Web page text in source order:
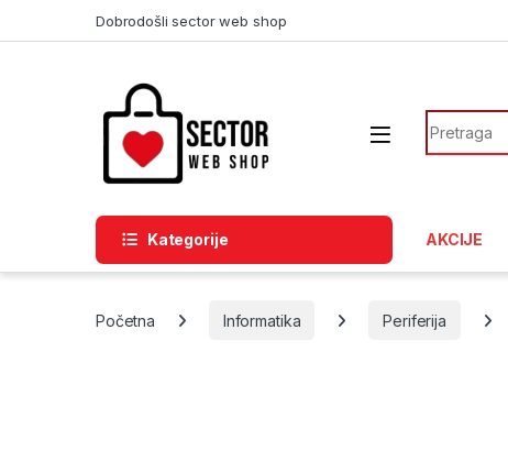
Dobrodošli sector web shop
Search
Kategorije AKCIJE
Početna Informatika Periferija